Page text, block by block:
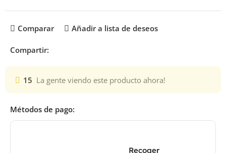
Comparar Añadir a lista de deseos
Compartir:
15 La gente viendo este producto ahora!
Métodos de pago:
Recoger